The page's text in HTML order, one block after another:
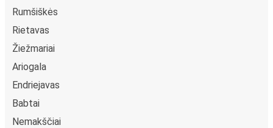
Rumšiškės
Rietavas
Žiežmariai
Ariogala
Endriejavas
Babtai
Nemakščiai